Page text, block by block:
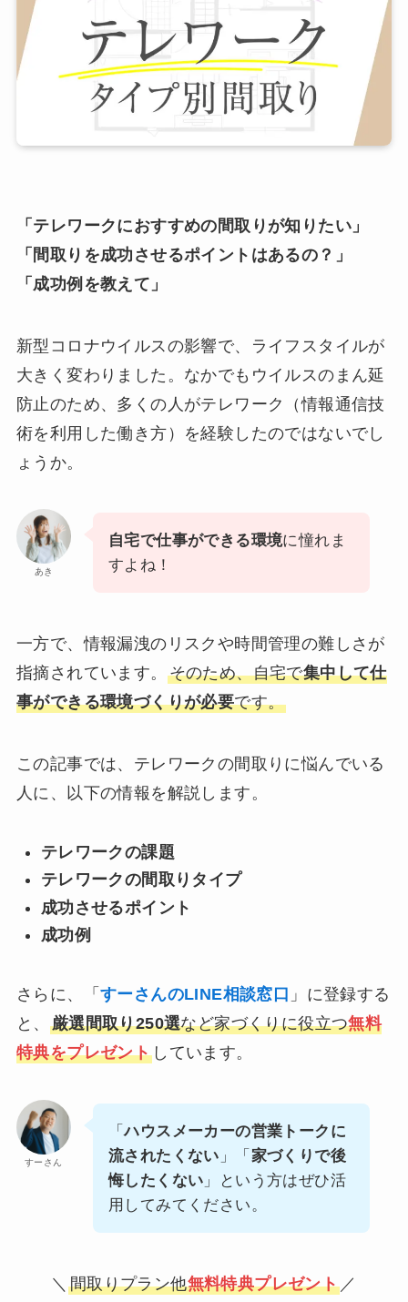
「テレワークにおすすめの間取りが知りたい」
「間取りを成功させるポイントはあるの？」
「成功例を教えて」
新型コロナウイルスの影響で、ライフスタイルが
大きく変わりました。なかでもウイルスのまん延
防止のため、多くの人がテレワーク（情報通信技
術を利用した働き方）を経験したのではないでし
ょうか。
あき
自宅で仕事ができる環境に憧れま
すよね！
一方で、情報漏洩のリスクや時間管理の難しさが
指摘されています。 そのため、自宅で集中して仕
事ができる環境づくりが必要です。
この記事では、テレワークの間取りに悩んでいる
人に、以下の情報を解説します。
テレワークの課題
テレワークの間取りタイプ
成功させるポイント
成功例
さらに、「 すーさんのLINE相談窓口 」に登録する
と、 厳選間取り250選など家づくりに役立つ無料
特典をプレゼント しています。
すーさん
「ハウスメーカーの営業トークに
流されたくない 」「 家づくりで後
悔したくない 」という方はぜひ活
用してみてください。
＼ 間取りプラン他無料特典プレゼント ／